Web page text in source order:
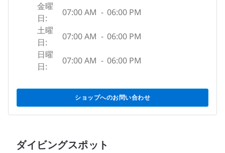
金曜
日:
07:00 AM - 06:00 PM
土曜
日:
07:00 AM - 06:00 PM
日曜
日:
07:00 AM - 06:00 PM
ショップへのお問い合わせ
ダイビングスポット